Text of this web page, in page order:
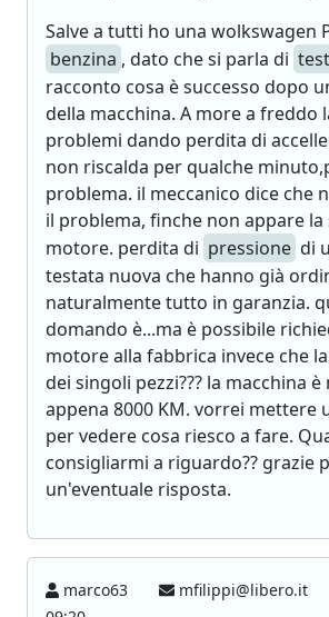
Salve a tutti ho una wolkswagen
benzina , dato che si parla di
racconto cosa è successo dopo
della macchina. A more a freddo
problemi dando perdita di
non riscalda per qualche
problema. il meccanico dice che
il problema, finche non appare la
motore. perdita di pressione di
testata nuova che hanno già
naturalmente tutto in garanzia.
domando è...ma è possibile
motore alla fabbrica invece che
dei singoli pezzi??? la macchina è
appena 8000 KM. vorrei mettere
per vedere cosa riesco a fare.
consigliarmi a riguardo?? grazie
un'eventuale risposta.
marco63 mfilippi@libero.it